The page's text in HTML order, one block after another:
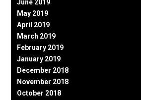
June 2019
May 2019
April 2019
March 2019
February 2019
January 2019
December 2018
November 2018
October 2018